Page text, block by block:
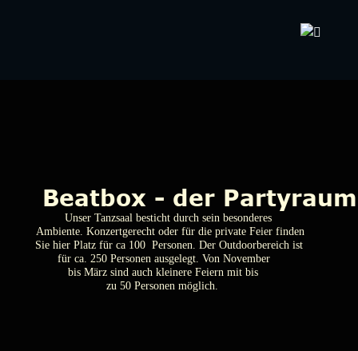
Beatbox - der
Unser Tanzsaal besticht durch sein besonderes
Ambiente. Konzertgerecht oder für die private Feier finden
Sie hier Platz für ca 100  Personen. Der Outdoorbereich ist
für ca. 250 Personen ausgelegt. Von November
bis März sind auch kleinere Feiern mit bis
             zu 50 Personen möglich.